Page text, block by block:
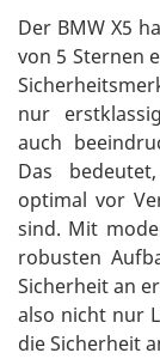
Der BMW X5
von 5 Sternen
nur
auch
Das
optimal vor
sind. Mit
robusten
Sicherheit an
also nicht nur
die Sicherheit